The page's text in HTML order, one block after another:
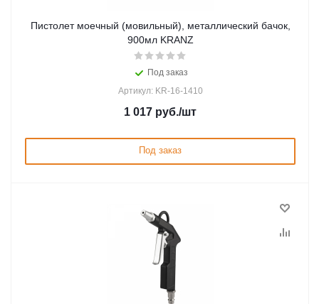
Пистолет моечный (мовильный), металлический бачок,
900мл KRANZ
Под заказ
Артикул: KR-16-1410
1 017 руб./шт
Под заказ